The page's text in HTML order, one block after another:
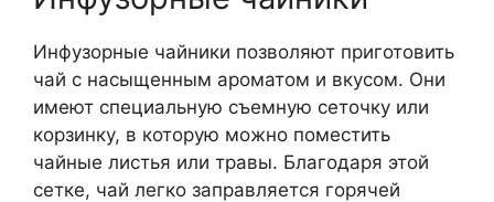
Инфузорные чайники позволяют приготовить
чай с насыщенным ароматом и вкусом. Они
имеют специальную съемную сеточку или
корзинку, в которую можно поместить
чайные листья или травы. Благодаря этой
сетке, чай легко заправляется горячей